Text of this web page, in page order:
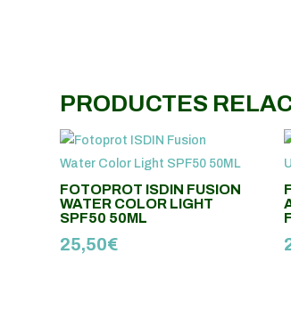
PRODUCTES
FOTOPROT ISDIN FUSION
WATER COLOR LIGHT
SPF50 50ML
25,50€